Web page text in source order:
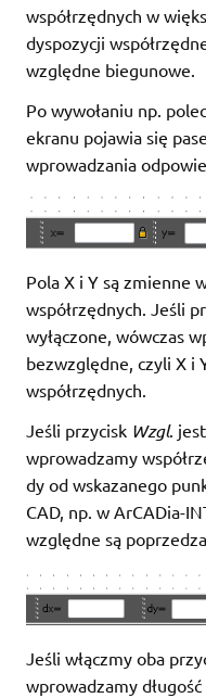
współrzędnych w
dyspozycji
względne biegunowe.
Po wywołaniu np.
ekranu pojawia się
wprowadzania
Pola X i Y są zmienne
współrzędnych. Jeśli
wyłączone, wówczas
bezwzględne, czyli X i
współrzędnych.
Jeśli przycisk Wzgl.
wprowadzamy
dy od wskazanego
CAD, np. w ArCADia-
względne są
Jeśli włączmy oba
wprowadzamy